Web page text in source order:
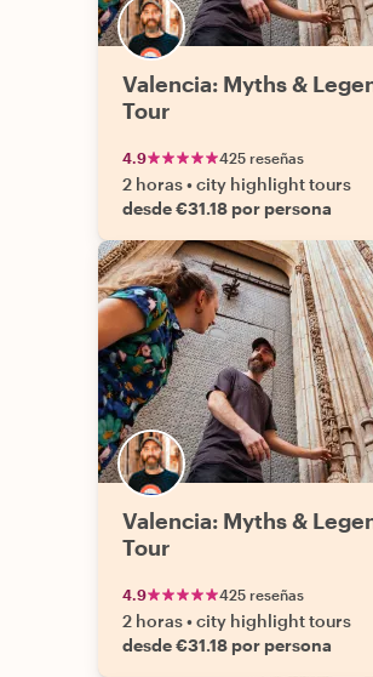
Valencia: Myths &
Tour
4.9 425 reseñas
2 horas•city highlight tours
desde €31.18 por persona
Valencia: Myths &
Tour
4.9 425 reseñas
2 horas•city highlight tours
desde €31.18 por persona